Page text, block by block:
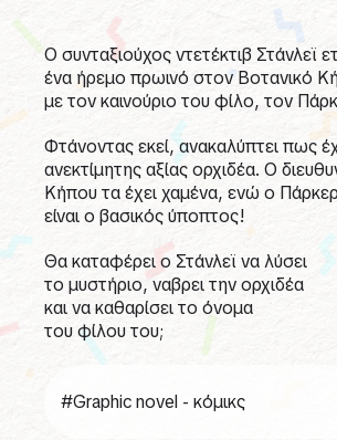
Ο συνταξιούχος ντετέκτιβ Στάνλεϊ
ένα ήρεμο πρωινό στον Βοτανικό
με τον καινούριο του φίλο, τον
Φτάνοντας εκεί, ανακαλύπτει πως
ανεκτίμητης αξίας ορχιδέα. Ο
Κήπου τα έχει χαμένα, ενώ ο
είναι ο βασικός ύποπτος!
Θα καταφέρει ο Στάνλεϊ να λύσει
το μυστήριο, ναβρει την ορχιδέα
και να καθαρίσει το όνομα
του φίλου του;
#Graphic novel - κόμικς